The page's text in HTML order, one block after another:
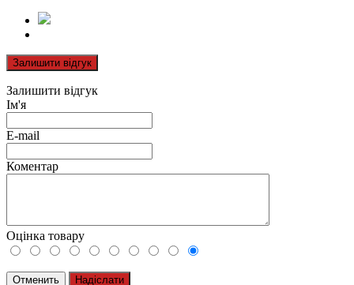
Залишити відгук
Залишити відгук
Ім'я
E-mail
Коментар
Оцінка товару
Отменить Надіслати